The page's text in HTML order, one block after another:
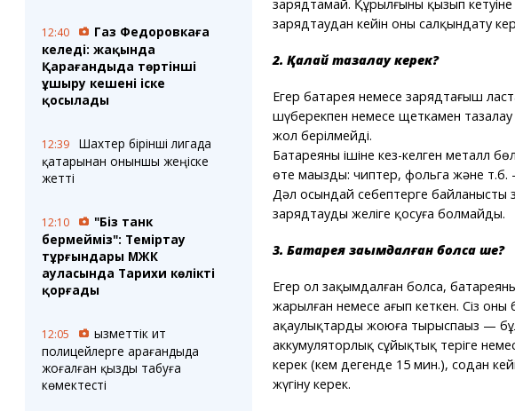
12:40
Газ Федоровкаға
келеді: жақында
Қарағандыда төртінші
ұшыру кешені іске
қосылады
12:39
Шахтер бірінші лигада
қатарынан оныншы жеңіске
жетті
12:10
"Біз танк
бермейміз": Теміртау
тұрғындары МЖК
ауласында Тарихи көлікті
қорғады
12:05
Қызметтік ит
полицейлерге Қарағандыда
жоғалған қызды табуға
көмектесті
зарядтамай. Құрылғының қызып
зарядтаудан кейін оны салқындату
2. Қалай тазалау керек?
Егер батарея немесе зарядтағыш
шүберекпен немесе щеткамен
жол берілмейді.
Батареяның ішіне кез-келген металл
өте маңызды: чиптер, фольга және т.б.
Дәл осындай себептерге байланысты
зарядтауды желіге қосуға болмайды.
3. Батарея зақымдалған болса ше?
Егер ол зақымдалған болса,
жарылған немесе ағып кеткен. Сіз оны
ақаулықтарды жоюға тырыспаңыз — бұл
аккумуляторлық сұйықтық теріге
керек (кем дегенде 15 мин.), содан
жүгіну керек.